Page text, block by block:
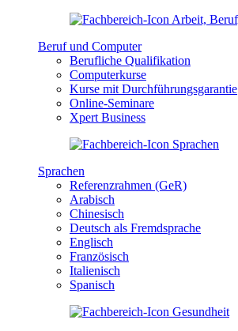
Beruf und Computer
Berufliche Qualifikation
Computerkurse
Kurse mit Durchführungsgarantie
Online-Seminare
Xpert Business
Sprachen
Referenzrahmen (GeR)
Arabisch
Chinesisch
Deutsch als Fremdsprache
Englisch
Französisch
Italienisch
Spanisch